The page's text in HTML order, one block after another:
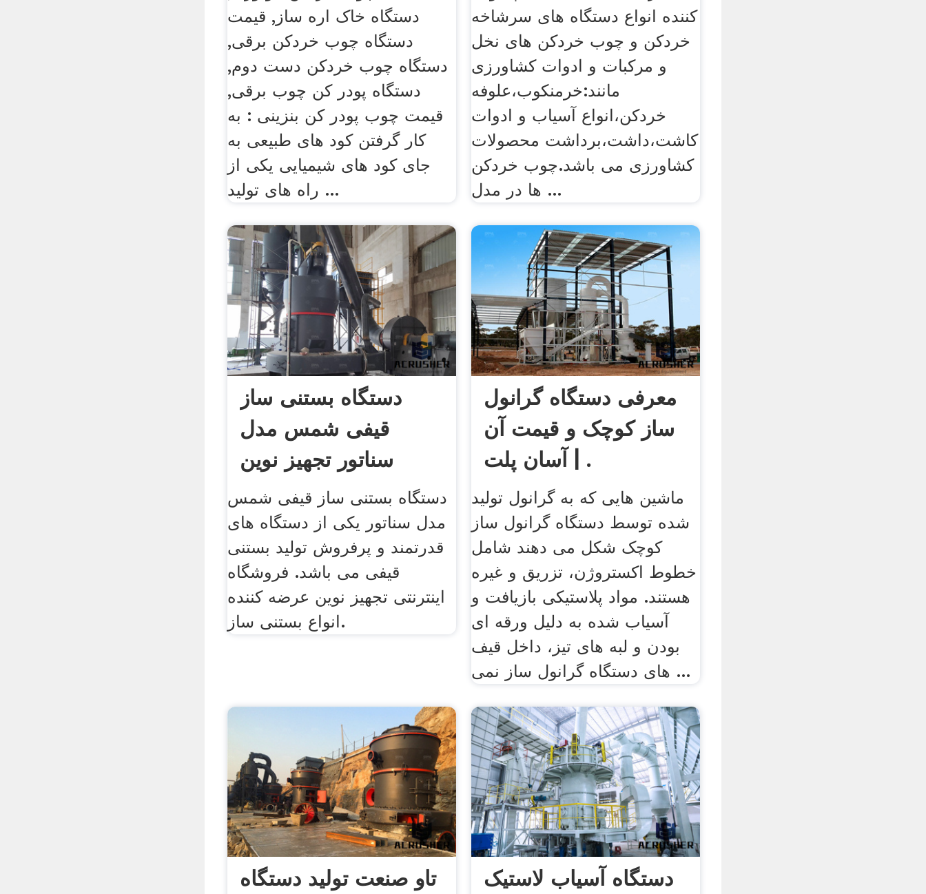
دستگاه خاک اره ساز, قیمت
دستگاه چوب خردکن برقی,
دستگاه چوب خردکن دست دوم,
دستگاه پودر کن چوب برقی,
قیمت چوب پودر کن بنزینی : به
کار گرفتن کود های طبیعی به
جای کود های شیمیایی یکی از
راه های تولید ...
کننده انواع دستگاه های سرشاخه
خردکن و چوب خردکن های نخل
و مرکبات و ادوات کشاورزی
مانند:خرمنکوب،علوفه
خردکن،انواع آسیاب و ادوات
کاشت،داشت،برداشت محصولات
کشاورزی می باشد.چوب خردکن
ها در مدل ...
دستگاه بستنی ساز
قیفی شمس مدل
سناتور تجهیز نوین
دستگاه بستنی ساز قیفی شمس
مدل سناتور یکی از دستگاه های
قدرتمند و پرفروش تولید بستنی
قیفی می باشد. فروشگاه
اینترنتی تجهیز نوین عرضه کننده
انواع بستنی ساز.
معرفی دستگاه گرانول
ساز کوچک و قیمت آن
آسان پلت | .
ماشین هایی که به گرانول تولید
شده توسط دستگاه گرانول ساز
کوچک شکل می دهند شامل
خطوط اکستروژن، تزریق و غیره
هستند. مواد پلاستیکی بازیافت و
آسیاب شده به دلیل ورقه ای
بودن و لبه های تیز، داخل قیف
های دستگاه گرانول ساز نمی ...
تاو صنعت تولید دستگاه دستگاه آسیاب لاستیک